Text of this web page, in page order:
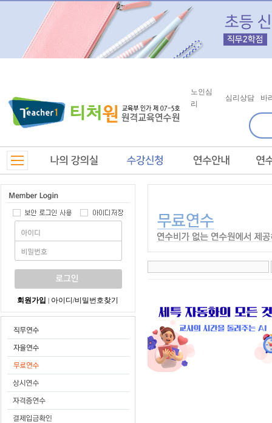
노인심
리
심리상담 바
회원가입 아이디/비밀번호찾기